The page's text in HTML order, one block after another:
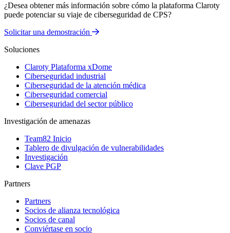
¿Desea obtener más información sobre cómo la plataforma Claroty
puede potenciar su viaje de ciberseguridad de CPS?
Solicitar una demostración
Soluciones
Claroty Plataforma xDome
Ciberseguridad industrial
Ciberseguridad de la atención médica
Ciberseguridad comercial
Ciberseguridad del sector público
Investigación de amenazas
Team82 Inicio
Tablero de divulgación de vulnerabilidades
Investigación
Clave PGP
Partners
Partners
Socios de alianza tecnológica
Socios de canal
Conviértase en socio